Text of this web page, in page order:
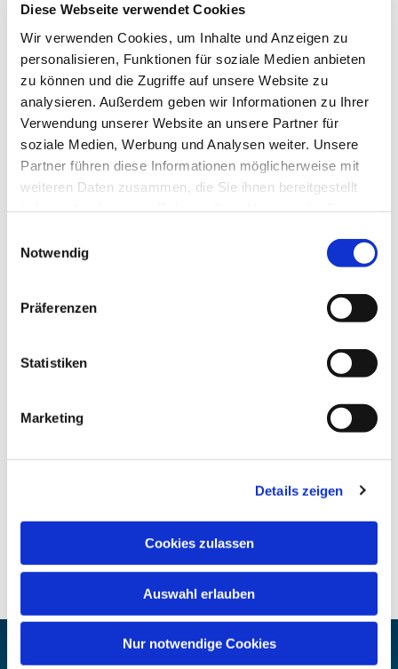
Diese Webseite verwendet Cookies
Wir verwenden Cookies, um Inhalte und Anzeigen zu
personalisieren, Funktionen für soziale Medien anbieten
zu können und die Zugriffe auf unsere Website zu
analysieren. Außerdem geben wir Informationen zu Ihrer
Verwendung unserer Website an unsere Partner für
soziale Medien, Werbung und Analysen weiter. Unsere
Partner führen diese Informationen möglicherweise mit
weiteren Daten zusammen, die Sie ihnen bereitgestellt
Notwendig
Präferenzen
Statistiken
Marketing
Details zeigen
Cookies zulassen
Auswahl erlauben
Nur notwendige Cookies
Dies könnte Sie auch
interessieren